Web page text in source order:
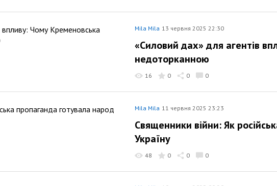
Mila Mila 13 червня 2025 22:30
«Силовий дах» для агентів
недоторканною
16 0 0 0
Mila Mila 11 червня 2025 23:23
Священники війни: Як
Україну
48 0 0 0